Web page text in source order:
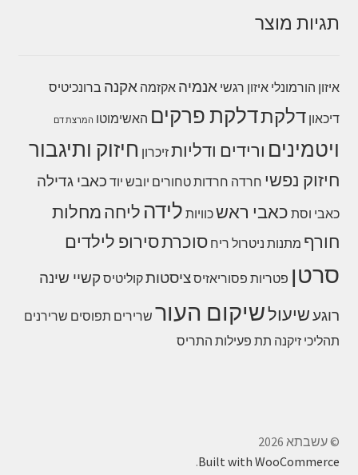
תגיות מוצר
איזון הורמונלי איזון רגשי אנמיה אקזמה אקנה ברונכיטיס
דיכאון דלקתדלקת פרקים האשימוטו המרצת דם
ויטמינים ורידים ודליותזיכרון חיזוק ותיגבור
חיזוק נפשי חרדה חרדותטחורים יובש יוד כאבי גדילה
כאבי וסת כאבי ראשכוויות לידה ליחהמחלות
חורף מתנות ניטרול ריח סוכרתסירופ לילדים
סרטן פטריות פסוריאזיסציסטותקוליטיסקשיי שינה
רוגעשיעולשיקום העור שרירים תפוסים שרירנים
תהליכי זיקנה תת פעילות התריס
© עשבתא 2026
Built with WooCommerce
.